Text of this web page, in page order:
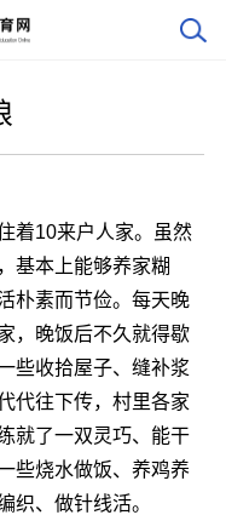
10来户人家。虽然
基本上能够养家糊
朴素而节俭。每天晚
，晚饭后不久就得歇
些收拾屋子、缝补浆
代往下传，村里各家
就了一双灵巧、能干
些烧水做饭、养鸡养
织、做针线活。